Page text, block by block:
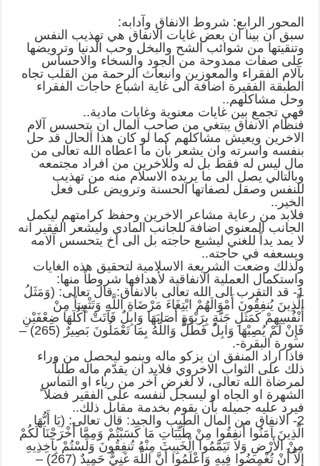
المحور الرابع: شروط الانفاق وآدابه:
سبق ان بينا ان بعض غايات الانفاق هي تهذيب النفس
وتنقيتها من شوائب الشح والبخل وحب الدنيا وترويضها
على صفات ممدوحة من الجود والسخاء والاحساس
بآلام الفقراء والمعوزين وانبعاث الرحمة من القلب تجاه
الطبقة الفقيرة اضافة الى غاية اشباع حاجات الفقراء
وحل مشاكلهم..
فهي تجمع بين غايات معنوية وغايات مادية..
فنظام الانفاق يبتغي من صاحب المال ان يتحسس آلام
الاخرين ويعيش مشاكلهم كما لو كان هذا الحال قد حل
بنفسه واسرته وان يشعر بأن ما اعطاه الله تعالى من
مال ليس له فقط بل له وللاخرين من افراد مجتمعه
وبالتالي يصل الى ما يريده الاسلام منه من تهذيب
للنفس وصقل لصفاتها الحسنة وترويض على فعل
الخير..
فلابد من رعاية مشاعر الاخرين وحفظ كرامتهم ليكمل
الجانب المعنوي اضافة للجانب المادي وليشعر الفقير انه
لا يمد يداً للغني ليشبع حاجته بل الى اخ يتحسس آلامه
ويسعفه في حاجته..
ولذلك وضعت الشريعة الاسلامية لتحقيق هذه الغايات
واستكمال العملية الانفاقية لأهدافها شروطاً منها:
1- قد التقرب الى الله تعالى بالانفاق: قال تعالى: (وَمَثَلُ
الَّذِينَ يُنفِقُونَ أَمْوَالَهُمْ ابْتِغَاءَ مَرْضَاةِ اللَّهِ وَتَثْبِيتاً مِنْ
أَنْفُسِهِمْ كَمَثَلِ جَنَّةٍ بِرَبْوَةٍ أَصَابَهَا وَابِلٌ فَآتَتْ أُكُلَهَا ضِعْفَيْنِ
فَإِنْ لَمْ يُصِبْهَا وَابِلٌ فَطَلٌّ وَاللَّهُ بِمَا تَعْمَلُونَ بَصِيرٌ (265) –
سورة البقرة-.
فاذا اراد المنفق ان يزكو ماله وينمو ليحصل من وراء
ذلك على الثواب الاخروي فلابد ان يقدّم ماله طلباً
لمرضاة الله تعالى، لا لغرض آخر من رياء او التماس
الشهرة او الجاه او ليسجل لنفسه على الفقير فضلا ً
فيرد عليه جميله بأن يقوم بخدمة مقابل ذلك..
2- الانفاق من المال الطيب والجيد: قال تعالى: (يَا أَيُّهَا
الَّذِينَ آمَنُوا أَنفِقُوا مِنْ طَيِّبَاتِ مَا كَسَبْتُمْ وَمِمَّا أَخْرَجْنَا لَكُمْ
مِنْ الأَرْضِ وَلا تَيَمَّمُوا الْخَبِيثَ مِنْهُ تُنفِقُونَ وَلَسْتُمْ بِآخِذِيهِ
إِلاَّ أَنْ تُغْمِضُوا فِيهِ وَاعْلَمُوا أَنَّ اللَّهَ غَنِيٌّ حَمِيدٌ (267) –